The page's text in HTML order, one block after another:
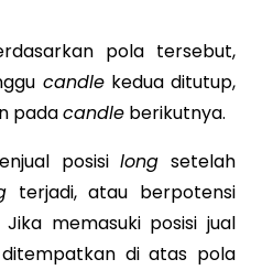
pola tersebut,
candlekedua ditutup,
padacandle berikutnya.
posisilong setelah
terjadi, atau berpotensi
Jika memasuki posisi jual
di atas pola